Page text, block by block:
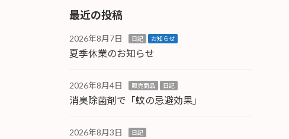
最近の投稿
2026年8月7日 日記 お知らせ
夏季休業のお知らせ
2026年8月4日 販売商品 日記
消臭除菌剤で「蚊の忌避効果」
2026年8月3日 日記